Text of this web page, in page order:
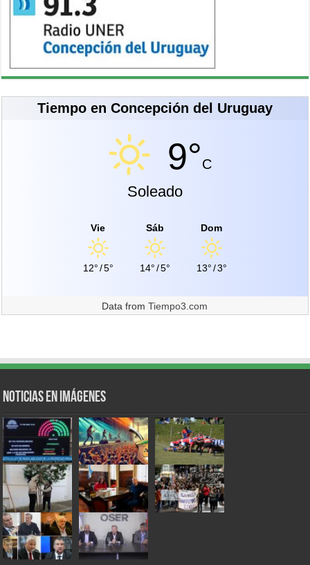
Tiempo en Concepción del Uruguay
9°C
Soleado
Vie
12°/5°
Sáb
14°/5°
Dom
13°/3°
Data fromTiempo3.com
Noticias en Imágenes